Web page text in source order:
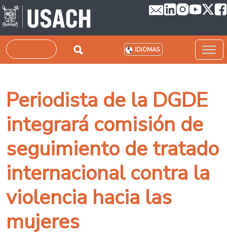
Pasar al contenido principal
Buscar IDIOMAS
Periodista de la DGDE
integrará comisión de
seguimiento de tratado
internacional contra la
violencia hacia las
mujeres